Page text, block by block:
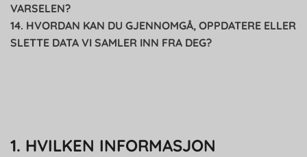
VARSELEN?
14. HVORDAN KAN DU GJENNOMGÅ, OPPDATERE ELLER
SLETTE DATA VI SAMLER INN FRA DEG?
1. HVILKEN INFORMASJON